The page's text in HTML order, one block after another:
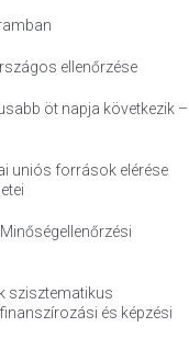
ellenőrzése
öt napja következik –
uniós források elérése
szisztematikus
és képzési